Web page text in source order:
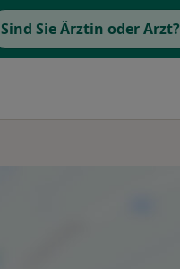
Sind Sie Ärztin oder Arzt?